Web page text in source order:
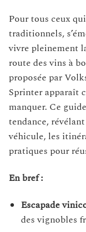
Pour tous ceux
traditionnels,
vivre pleinement
route des vins à
proposée par
Sprinter apparaît
manquer. Ce
tendance,
véhicule, les
pratiques pour
En bref :
Escapade
des vignobles